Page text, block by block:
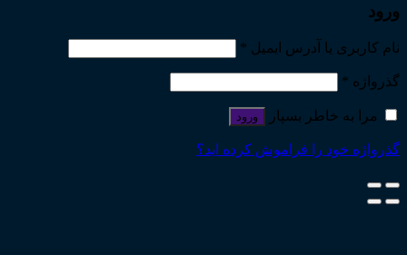
ورود
نام کاربری یا آدرس ایمیل *
گذرواژه *
مرا به خاطر بسپار ورود
گذرواژه خود را فراموش کرده اید؟